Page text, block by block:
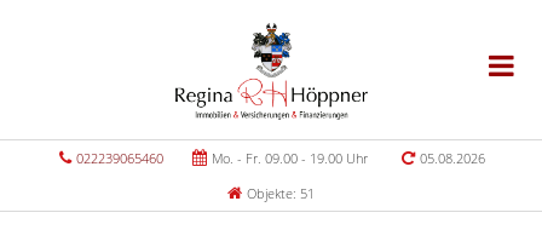
022239065460 Mo. - Fr. 09.00 - 19.00 Uhr
05.08.2026
Objekte: 51